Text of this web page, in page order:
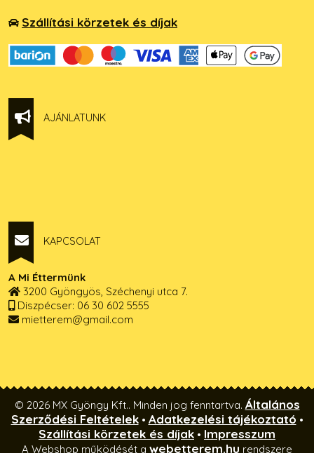
Szállítási körzetek és díjak
AJÁNLATUNK
KAPCSOLAT
A Mi Éttermünk
3200 Gyöngyös, Széchenyi utca 7.
Diszpécser: 06 30 602 5555
mietterem@gmail.com
© 2026 MX Gyöngy Kft.. Minden jog fenntartva. Általános
Szerződési Feltételek• Adatkezelési tájékoztató •
Szállítási körzetek és díjak • Impresszum
A Webshop működését a webetterem.hu rendszere